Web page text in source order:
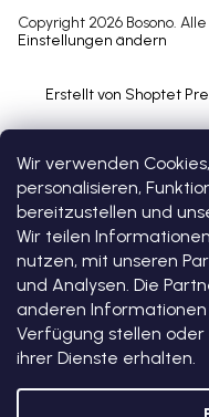
Wir verwenden
personalisieren,
bereitzustellen und
Wir teilen
nutzen, mit unseren
und Analysen. Die
anderen Informationen
Verfügung stellen oder
ihrer Dienste erhalten.
Erstellt von Shoptet
Copyright 2026 Bosono.
Einstellungen ändern